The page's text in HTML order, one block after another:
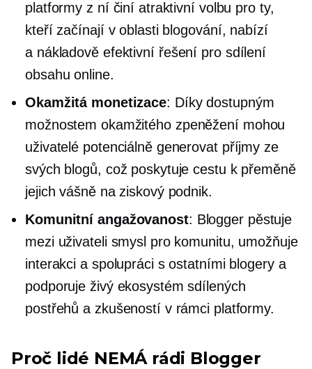
platformy z ní činí atraktivní volbu pro ty,
kteří začínají v oblasti blogování, nabízí
a nákladově efektivnířešení pro sdílení
obsahu online.
Okamžitá monetizace: Díky dostupným
možnostem okamžitého zpeněžení mohou
uživatelé potenciálně generovat příjmy ze
svých blogů, což poskytuje cestu k přeměně
jejich vášně na ziskový podnik.
Komunitní angažovanost: Blogger pěstuje
mezi uživateli smysl pro komunitu, umožňuje
interakci a spolupráci s ostatními blogery a
podporuje živý ekosystém sdílených
postřehů a zkušeností v rámci platformy.
Proč lidé NEMÁ rádi Blogger